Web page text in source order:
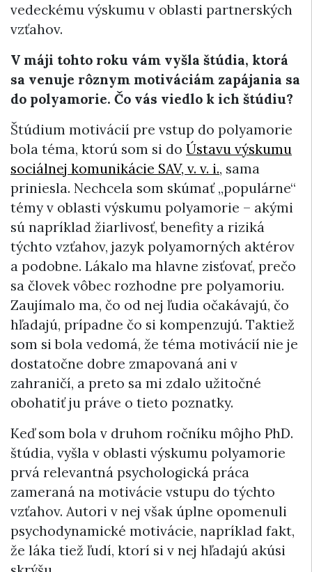
vedeckému výskumu v oblasti partnerských
vzťahov.
V máji tohto roku vám vyšla štúdia, ktorá
sa venuje rôznym motiváciám zapájania sa
do polyamorie. Čo vás viedlo k ich štúdiu?
Štúdium motivácií pre vstup do polyamorie
bola téma, ktorú som si do Ústavu výskumu
sociálnej komunikácie SAV, v. v. i., sama
priniesla. Nechcela som skúmať „populárne“
témy v oblasti výskumu polyamorie – akými
sú napríklad žiarlivosť, benefity a riziká
týchto vzťahov, jazyk polyamorných aktérov
a podobne. Lákalo ma hlavne zisťovať, prečo
sa človek vôbec rozhodne pre polyamoriu.
Zaujímalo ma, čo od nej ľudia očakávajú, čo
hľadajú, prípadne čo si kompenzujú. Taktiež
som si bola vedomá, že téma motivácií nie je
dostatočne dobre zmapovaná ani v
zahraničí, a preto sa mi zdalo užitočné
obohatiť ju práve o tieto poznatky.
Keď som bola v druhom ročníku môjho PhD.
štúdia, vyšla v oblasti výskumu polyamorie
prvá relevantná psychologická práca
zameraná na motivácie vstupu do týchto
vzťahov. Autori v nej však úplne opomenuli
psychodynamické motivácie, napríklad fakt,
že láka tiež ľudí, ktorí si v nej hľadajú akúsi